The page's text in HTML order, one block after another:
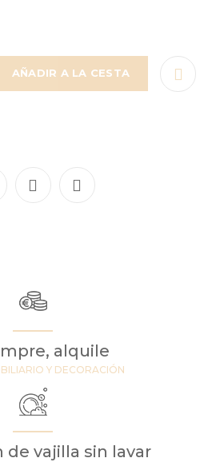
AÑADIR A LA CESTA
alquile
Y DECORACIÓN
de vajilla sin lavar